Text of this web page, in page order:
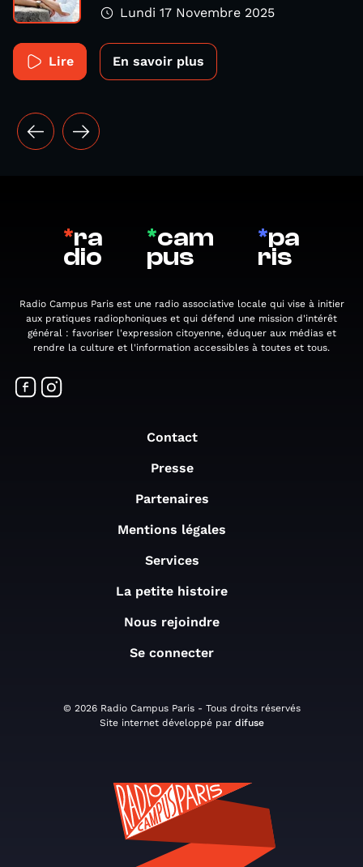
Lundi 17 Novembre 2025
Lire En savoir plus
*ra
dio
*cam
pus
*pa
ris
Radio Campus Paris est une radio associative locale qui vise à initier
aux pratiques radiophoniques et qui défend une mission d'intérêt
général : favoriser l'expression citoyenne, éduquer aux médias et
rendre la culture et l'information accessibles à toutes et tous.
Contact
Presse
Partenaires
Mentions légales
Services
La petite histoire
Nous rejoindre
Se connecter
© 2026 Radio Campus Paris - Tous droits réservés
Site internet développé par difuse